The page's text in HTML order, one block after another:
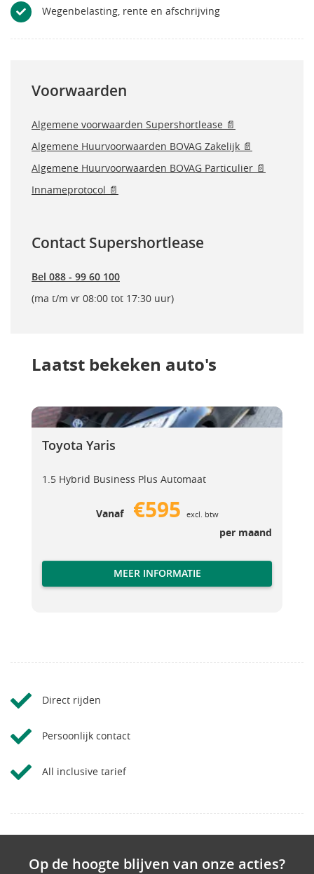
Wegenbelasting, rente en afschrijving
Voorwaarden
Algemene voorwaarden Supershortlease 📄
Algemene Huurvoorwaarden BOVAG Zakelijk 📄
Algemene Huurvoorwaarden BOVAG Particulier 📄
Innameprotocol 📄
Contact Supershortlease
Bel 088 - 99 60 100
(ma t/m vr 08:00 tot 17:30 uur)
Laatst bekeken auto's
Toyota Yaris
Toyota Yaris
Toyota Yaris
1.5 Hybrid Business Plus Automaat
Vanaf €595 excl. btw
per maand
MEER INFORMATIE
Direct rijden
Persoonlijk contact
All inclusive tarief
Op de hoogte blijven van onze acties?